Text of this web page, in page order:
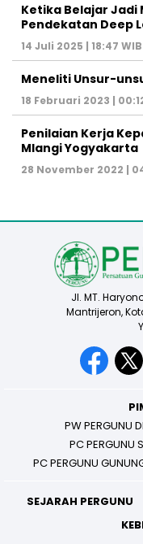
Ketika Belajar Jadi
Pendekatan Deep
14 Juli 2025 | 18:47 WIB
Meneliti Unsur-
18 Februari 2023 |
Penilaian Kerja
Mlangi Yogyakarta
28 November 2022 |
Jl. MT.
Mantrijeron,
PW PERGUNU
PC PERGUNU
PC PERGUNU
SEJARAH PERGUNU